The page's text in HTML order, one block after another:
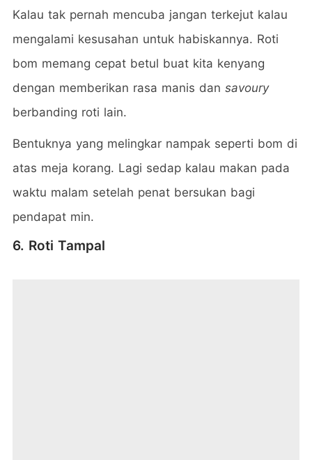
Kalau tak pernah mencuba jangan terkejut kalau
mengalami kesusahan untuk habiskannya. Roti
bom memang cepat betul buat kita kenyang
dengan memberikan rasa manis dan savoury
berbanding roti lain.
Bentuknya yang melingkar nampak seperti bom di
atas meja korang. Lagi sedap kalau makan pada
waktu malam setelah penat bersukan bagi
pendapat min.
6. Roti Tampal